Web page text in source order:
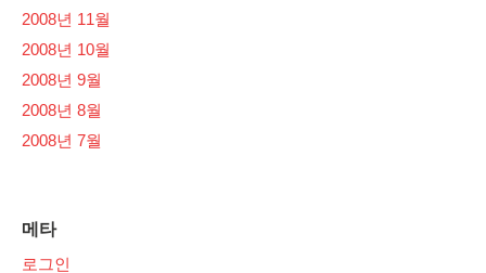
2008년 11월
2008년 10월
2008년 9월
2008년 8월
2008년 7월
메타
로그인